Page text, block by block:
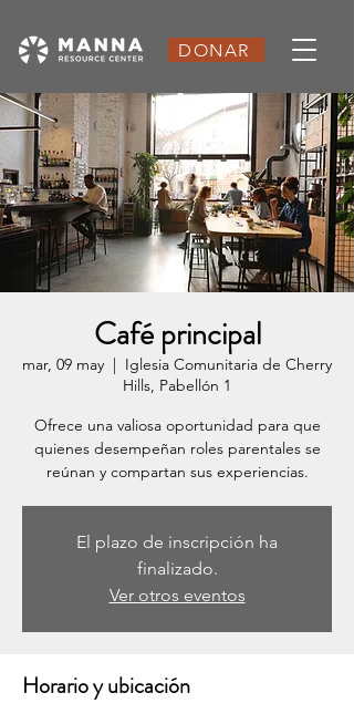
DONAR
Café principal
mar, 09 may
  |
Iglesia Comunitaria de Cherry
Hills, Pabellón 1
Ofrece una valiosa oportunidad para que
quienes desempeñan roles parentales se
reúnan y compartan sus experiencias.
El plazo de inscripción ha
finalizado.
Ver otros eventos
Horario y ubicación